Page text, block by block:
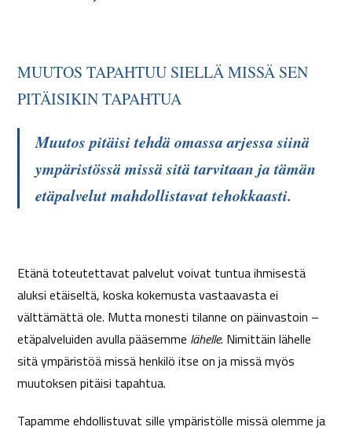
MUUTOS TAPAHTUU SIELLÄ MISSÄ SEN
PITÄISIKIN TAPAHTUA
Muutos pitäisi tehdä omassa arjessa siinä
ympäristössä missä sitä tarvitaan ja tämän
etäpalvelut mahdollistavat tehokkaasti.
Etänä toteutettavat palvelut voivat tuntua ihmisestä
aluksi etäiseltä, koska kokemusta vastaavasta ei
välttämättä ole. Mutta monesti tilanne on päinvastoin –
etäpalveluiden avulla pääsemme lähelle. Nimittäin lähelle
sitä ympäristöä missä henkilö itse on ja missä myös
muutoksen pitäisi tapahtua.
Tapamme ehdollistuvat sille ympäristölle missä olemme ja